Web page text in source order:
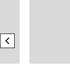
previous element